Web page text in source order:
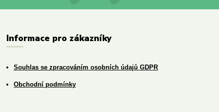
Informace pro zákazníky
Souhlas se zpracováním osobních údajů GDPR
Obchodní podmínky